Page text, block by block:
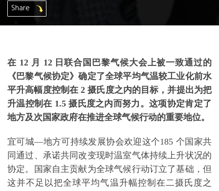
大洋洲秘书处
南亚秘书处
东南亚秘书处
Share
在 12 月 12 日联合国巴黎气候大会上被一致通过的
《巴黎气候协定》确定了全球平均气温较工业化前水
平升高幅度控制在 2 摄氏度之内的目标，并提出为把
升温控制在 1.5 摄氏度之内而努力。这项协定肯定了
地方及次国家政府在推进全球气候行动的重要地位。
宜可城—地方可持续发展协会欢迎这个185 个国家共
同通过、承诺共同改变现时温室气体持续上升状况的
协定。国家自主贡献为全球气候行动订立了基础，但
这并不足以把全球平均气温升幅控制在二摄氏度之